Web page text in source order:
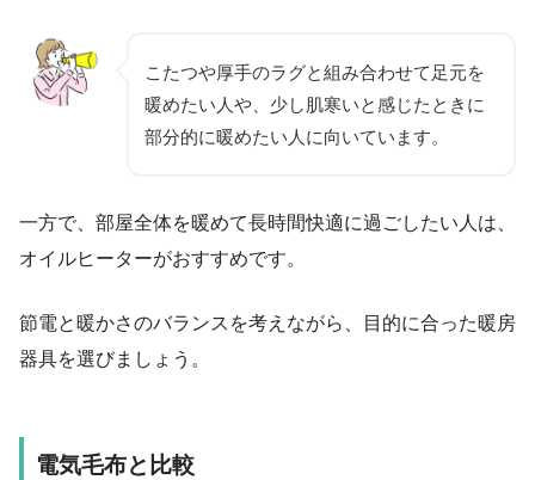
こたつや厚手のラグと組み合わせて足元を
暖めたい人や、少し肌寒いと感じたときに
部分的に暖めたい人に向いています。
一方で、部屋全体を暖めて長時間快適に過ごしたい人は、
オイルヒーターがおすすめです。
節電と暖かさのバランスを考えながら、目的に合った暖房
器具を選びましょう。
電気毛布と比較